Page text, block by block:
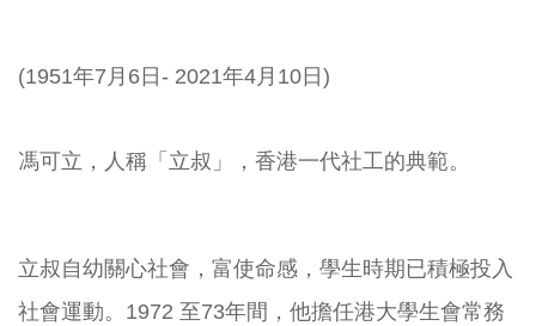
(1951年7月6日- 2021年4月10日)
馮可立，人稱「立叔」，香港一代社工的典範。
立叔自幼關心社會，富使命感，學生時期已積極投入
社會運動。1972 至73年間，他擔任港大學生會常務